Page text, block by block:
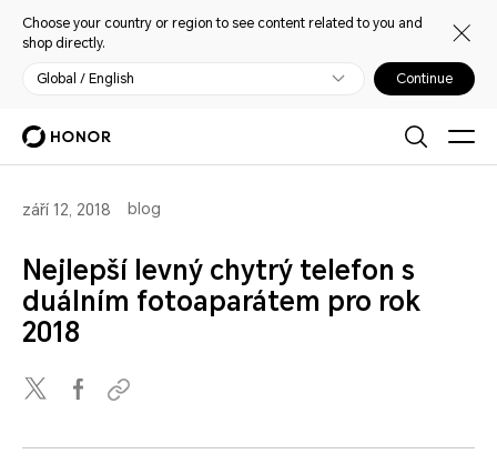
Choose your country or region to see content related to you and
shop directly.
Global / English Continue
září 12, 2018 blog
Nejlepší levný chytrý telefon s
duálním fotoaparátem pro rok
2018